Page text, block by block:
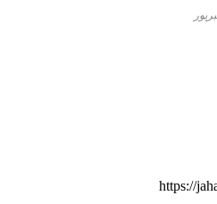
https://